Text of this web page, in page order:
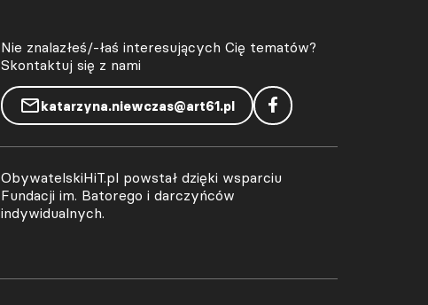
Nie znalazłeś/-łaś interesujących Cię tematów?
Skontaktuj się z nami
katarzyna.niewczas@art61.pl
ObywatelskiHiT.pl powstał dzięki wsparciu
Fundacji im. Batorego i darczyńców
indywidualnych.